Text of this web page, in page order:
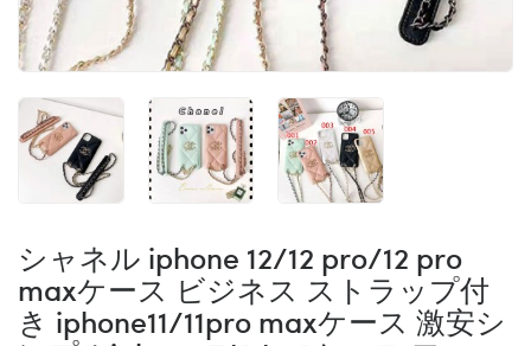
シャネル iphone 12/12 pro/12 pro
maxケース ビジネス ストラップ付
き iphone11/11pro maxケース 激安シ